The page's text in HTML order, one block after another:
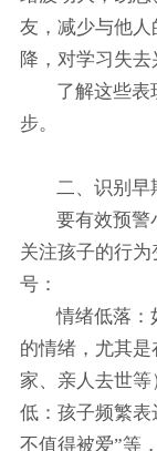
友，减少与他
降，对学习失去
了解这些表
步。
二、识别早
要有效预警
关注孩子的行
号：
情绪低落：
的情绪，尤其
家、亲人去世
低：孩子频繁表
不值得被爱”等